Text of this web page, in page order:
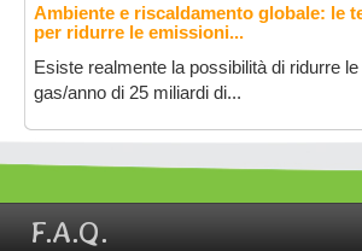
Ambiente e riscaldamento globale: le
per ridurre le emissioni...
Esiste realmente la possibilità di ridurre
gas/anno di 25 miliardi di...
F.A.Q.